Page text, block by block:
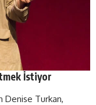
İstiyor
Denise Turkan,